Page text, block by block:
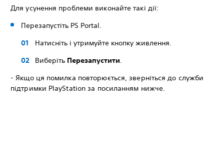
Для усунення проблеми виконайте такі дії:
Перезапустіть PS Portal.
Натисніть і утримуйте кнопку живлення.
Виберіть Перезапустити.
- Якщо ця помилка повторюється, зверніться до служби
підтримки PlayStation за посиланням нижче.